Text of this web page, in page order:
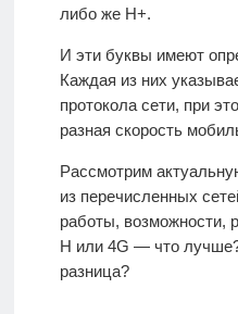
либо же H+.
И эти буквы имеют
Каждая из них
протокола сети, при
разная скорость
Рассмотрим
из перечисленных
работы, возможности,
H или 4G — что
разница?